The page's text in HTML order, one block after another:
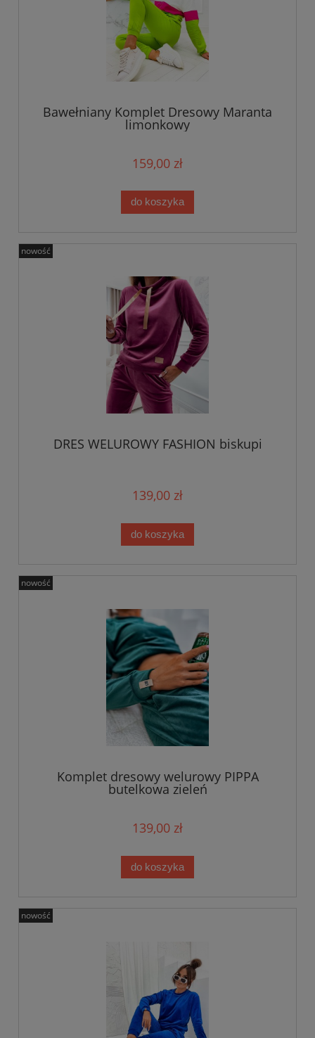
Bawełniany Komplet Dresowy Maranta
limonkowy
159,00 zł
do koszyka
DRES WELUROWY FASHION biskupi
139,00 zł
do koszyka
nowość
Komplet dresowy welurowy PIPPA
butelkowa zieleń
139,00 zł
do koszyka
nowość
nowość